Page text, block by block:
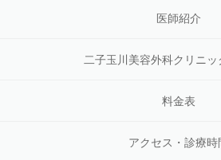
医師紹介
二子玉川美容外科クリニッ
料金表
アクセス・診療時